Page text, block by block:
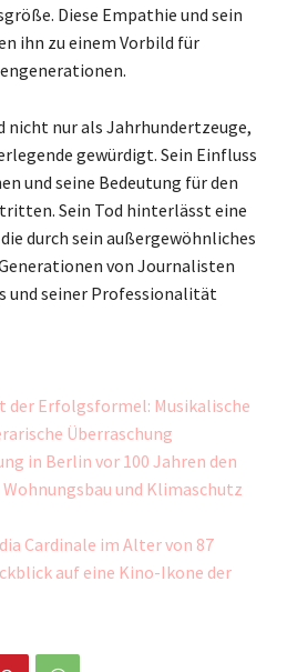
Diese Empathie und sein
ihn zu einem Vorbild für
nicht nur als Jahrhundertzeuge,
gewürdigt. Sein Einfluss
und seine Bedeutung für den
Sein Tod hinterlässt eine
durch sein außergewöhnliches
von Journalisten
und seiner Professionalität
der Erfolgsformel: Musikalische
Überraschung
in Berlin vor 100 Jahren den
und Klimaschutz
Cardinale im Alter von 87
auf eine Kino-Ikone der